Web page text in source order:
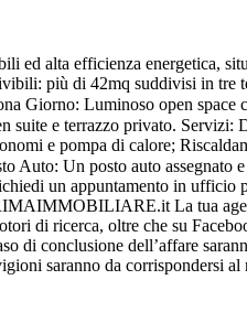
ed alta efficienza
più di 42mq suddivisi in
Luminoso open space
suite e terrazzo privato.
e pompa di calore;
Auto: Un posto auto
un appuntamento in
La tua
di ricerca, oltre che su
di conclusione dell’affare
saranno da corrispondersi